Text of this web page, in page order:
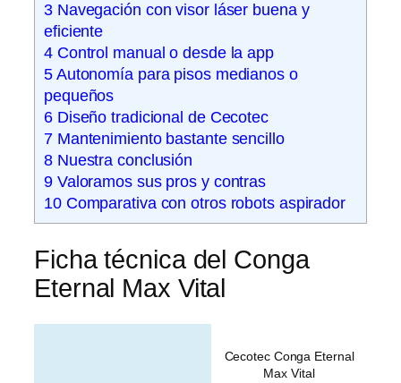
3Navegación con visor láser buena y
eficiente
4Control manual o desde la app
5Autonomía para pisos medianos o
pequeños
6Diseño tradicional de Cecotec
7Mantenimiento bastante sencillo
8Nuestra conclusión
9Valoramos sus pros y contras
10Comparativa con otros robots aspirador
Ficha técnica del Conga
Eternal Max Vital
Cecotec Conga Eternal
Max Vital